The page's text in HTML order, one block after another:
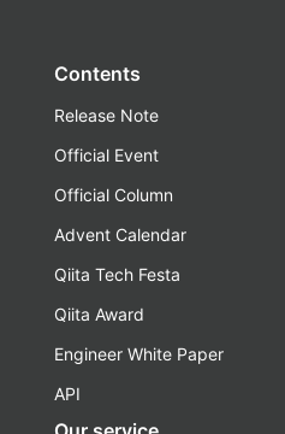
Contents
Release Note
Official Event
Official Column
Advent Calendar
Qiita Tech Festa
Qiita Award
Engineer White Paper
API